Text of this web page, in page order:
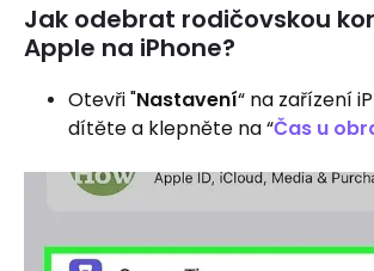
Jak odebrat rodičovskou
Apple na iPhone?
Otevři "Nastavení“ na zařízení
dítěte a klepněte na “Čas u